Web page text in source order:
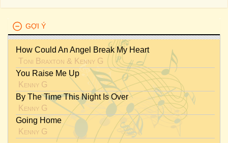
GỢI Ý
How Could An Angel Break My Heart
Toni Braxton & Kenny G
You Raise Me Up
Kenny G
By The Time This Night Is Over
Kenny G
Going Home
Kenny G